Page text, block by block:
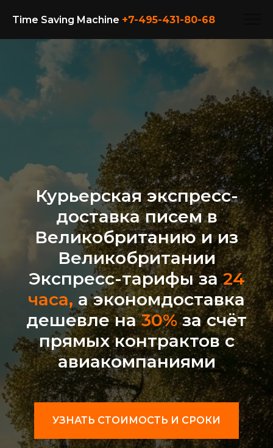
Time Saving Machine +7-495-431-80-68
Курьерская экспресс-
доставка писем в
Великобританию и из
Великобритании
Экспресс-тарифы за24
часа, а экономдоставка
дешевле на30%за счёт
прямых контрактов с
авиакомпаниями
УЗНАТЬ СТОИМОСТЬ И СРОКИ